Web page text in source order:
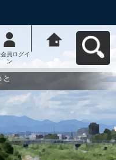
員ログイ
ン
動応援ｻｲﾄ はち
コミねっとへ戻
と